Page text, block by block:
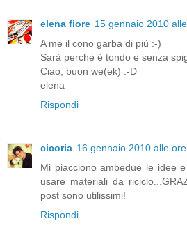
elena fiore 15 gennaio 2010
A me il cono garba di più :-)
Sarà perchè è tondo e senza
Ciao, buon we(ek) :-D
elena
Rispondi
cicoria 16 gennaio 2010 alle
Mi piacciono ambedue le idee
usare materiali da
post sono utilissimi!
Rispondi